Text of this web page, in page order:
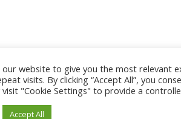
our website to give you the most relevant
visits. By clicking “Accept All”, you
visit "Cookie Settings" to provide a
Accept All